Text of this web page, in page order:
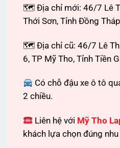
🗺 Địa chỉ mới: 46/7 Lê
Thới Sơn, Tỉnh Đồng Tháp
🗺 Địa chỉ cũ: 46/7 Lê
6, TP Mỹ Tho, Tỉnh Tiền
Có chỗ đậu xe ô tô
2 chiều.
Liên hệ với Mỹ Tho
khách lựa chọn đúng